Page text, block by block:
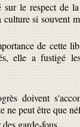
le respect de
si souvent
de cette
elle a fustigé
doivent
ne peut être que